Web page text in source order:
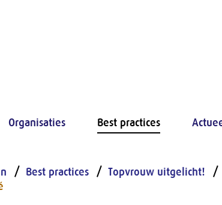
Organisaties Best practices
Best practices Topvrouw uitgelicht!